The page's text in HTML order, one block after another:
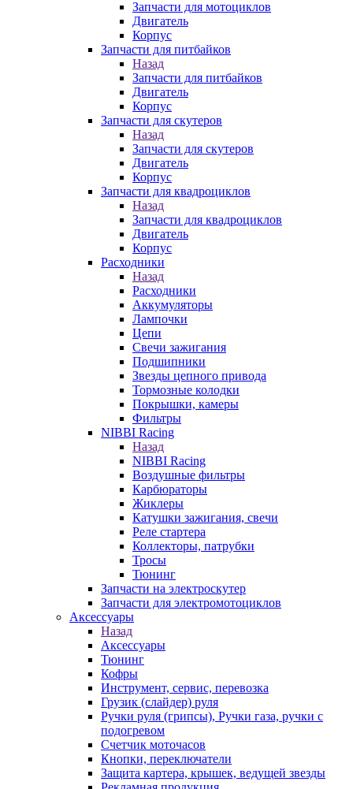
Запчасти для мотоциклов
Двигатель
Корпус
Запчасти для питбайков
Назад
Запчасти для питбайков
Двигатель
Корпус
Запчасти для скутеров
Назад
Запчасти для скутеров
Двигатель
Корпус
Запчасти для квадроциклов
Назад
Запчасти для квадроциклов
Двигатель
Корпус
Расходники
Назад
Расходники
Аккумуляторы
Лампочки
Цепи
Свечи зажигания
Подшипники
Звезды цепного привода
Тормозные колодки
Покрышки, камеры
Фильтры
NIBBI Racing
Назад
NIBBI Racing
Воздушные фильтры
Карбюраторы
Жиклеры
Катушки зажигания, свечи
Реле стартера
Коллекторы, патрубки
Тросы
Тюнинг
Запчасти на электроскутер
Запчасти для электромотоциклов
Аксессуары
Назад
Аксессуары
Тюнинг
Кофры
Инструмент, сервис, перевозка
Грузик (слайдер) руля
Ручки руля (грипсы), Ручки газа, ручки с
подогревом
Счетчик моточасов
Кнопки, переключатели
Защита картера, крышек, ведущей звезды